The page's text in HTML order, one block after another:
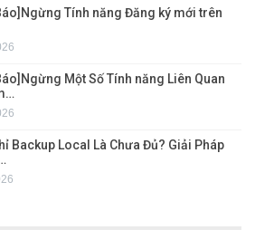
Tính năng Đăng ký mới trên
Một Số Tính năng Liên Quan
Backup Local Là Chưa Đủ? Giải Pháp